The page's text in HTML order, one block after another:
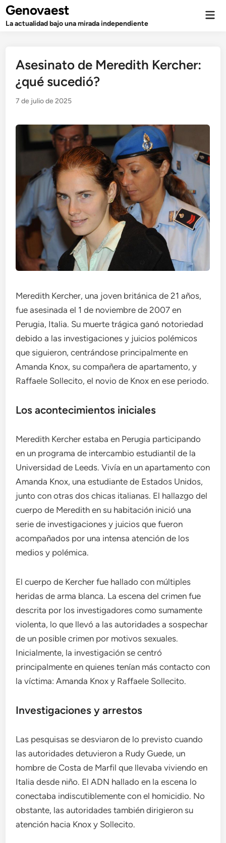
Saltar
contenido
Genovaest
La actualidad bajo una mirada independiente
Asesinato de Meredith Kercher:
¿qué sucedió?
7 de julio de 2025
Meredith Kercher, una joven británica de 21 años,
fue asesinada el 1 de noviembre de 2007 en
Perugia, Italia. Su muerte trágica ganó notoriedad
debido a las investigaciones y juicios polémicos
que siguieron, centrándose principalmente en
Amanda Knox, su compañera de apartamento, y
Raffaele Sollecito, el novio de Knox en ese periodo.
Los acontecimientos iniciales
Meredith Kercher estaba en Perugia participando
en un programa de intercambio estudiantil de la
Universidad de Leeds. Vivía en un apartamento con
Amanda Knox, una estudiante de Estados Unidos,
junto con otras dos chicas italianas. El hallazgo del
cuerpo de Meredith en su habitación inició una
serie de investigaciones y juicios que fueron
acompañados por una intensa atención de los
medios y polémica.
El cuerpo de Kercher fue hallado con múltiples
heridas de arma blanca. La escena del crimen fue
descrita por los investigadores como sumamente
violenta, lo que llevó a las autoridades a sospechar
de un posible crimen por motivos sexuales.
Inicialmente, la investigación se centró
principalmente en quienes tenían más contacto con
la víctima: Amanda Knox y Raffaele Sollecito.
Investigaciones y arrestos
Las pesquisas se desviaron de lo previsto cuando
las autoridades detuvieron a Rudy Guede, un
hombre de Costa de Marfil que llevaba viviendo en
Italia desde niño. El ADN hallado en la escena lo
conectaba indiscutiblemente con el homicidio. No
obstante, las autoridades también dirigieron su
atención hacia Knox y Sollecito.